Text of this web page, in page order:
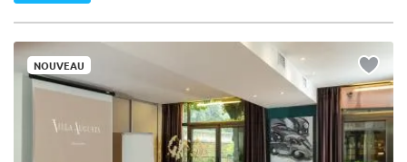
NOUVEAU